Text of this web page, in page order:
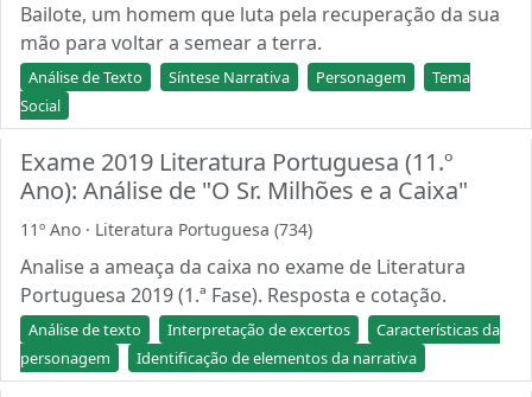
Bailote, um homem que luta pela recuperação da sua
mão para voltar a semear a terra.
Análise de Texto Síntese Narrativa Personagem
Tema
Social
Exame 2019 Literatura Portuguesa (11.º
Ano): Análise de "O Sr. Milhões e a Caixa"
11º Ano · Literatura Portuguesa (734)
Analise a ameaça da caixa no exame de Literatura
Portuguesa 2019 (1.ª Fase). Resposta e cotação.
Análise de texto Interpretação de excertos
Características da
personagem
Identificação de elementos da narrativa